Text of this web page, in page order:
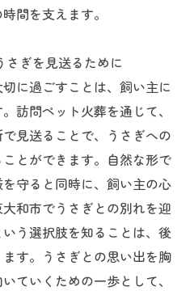
間を支えます。
ぎを見送るために
に過ごすことは、飼い主に
訪問ペット火葬を通じて、
見送ることで、うさぎへの
とができます。自然な形で
守ると同時に、飼い主の心
和市でうさぎとの別れを迎
う選択肢を知ることは、後
す。うさぎとの思い出を胸
ていくための一歩として、